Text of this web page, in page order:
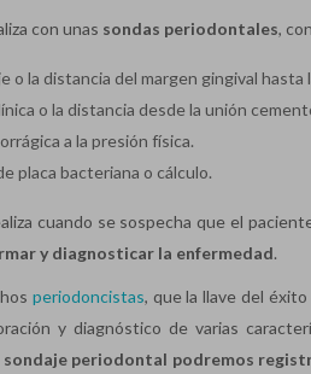
con unas sondas periodontales,
o la distancia del margen gingival hasta
o la distancia desde la unión
a la presión física.
placa bacteriana o cálculo.
cuando se sospecha que el
y diagnosticar la enfermedad.
periodoncistas, que la llave del
y diagnóstico de varias
sondaje periodontal podremos